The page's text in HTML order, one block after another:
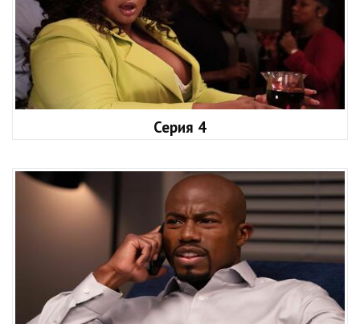
Серия 4